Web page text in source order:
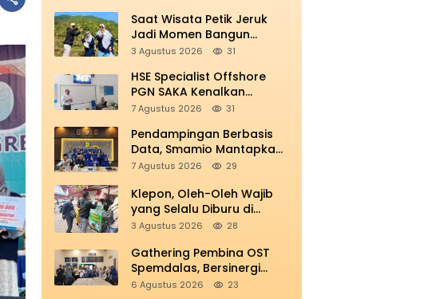
Saat Wisata Petik Jeruk
Jadi Momen Bangun
Kebersamaan
3 Agustus 2026 31
HSE Specialist Offshore
PGN SAKA Kenalkan
Industri Minyak dan Gas
7 Agustus 2026 31
Pendampingan Berbasis
Data, Smamio Mantapkan
Peran Sekolah Model PM
7 Agustus 2026 29
Klepon, Oleh-Oleh Wajib
yang Selalu Diburu di
Pasar Wisata Masjid
3 Agustus 2026 28
Gathering Pembina OST
Spemdalas, Bersinergi
Wujudkan Prestasi Siswa
6 Agustus 2026 23